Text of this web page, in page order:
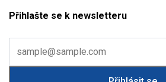
Přihlašte se k newsletteru